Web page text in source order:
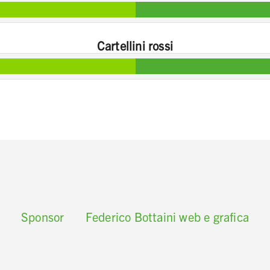
Cartellini rossi
Sponsor Federico Bottaini web e grafica